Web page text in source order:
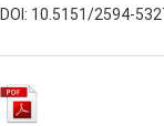
DOI: 10.5151/2594-